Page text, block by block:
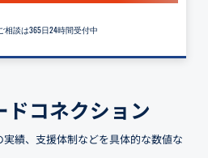
相談は365日24時間受付中
コネクション
績、支援体制などを具体的な数値な